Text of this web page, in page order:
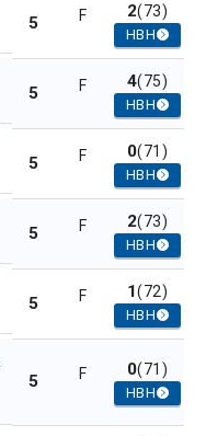
5 F 2(73)
HBH
5 F 4(75)
HBH
5 F 0(71)
HBH
5 F 2(73)
HBH
5 F 1(72)
HBH
5 F 0(71)
HBH